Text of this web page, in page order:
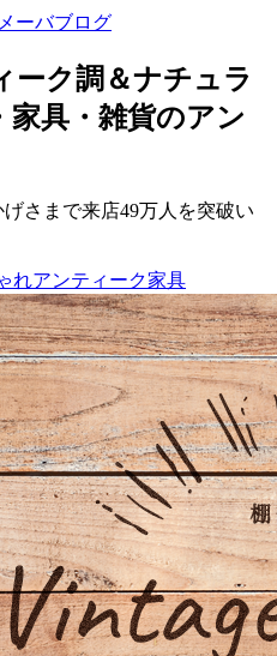
ーク調＆ナチュラ
家具・雑貨のアン
さまで来店49万人を突破い